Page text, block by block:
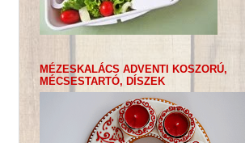
MÉZESKALÁCS ADVENTI KOSZORÚ,
MÉCSESTARTÓ, DÍSZEK